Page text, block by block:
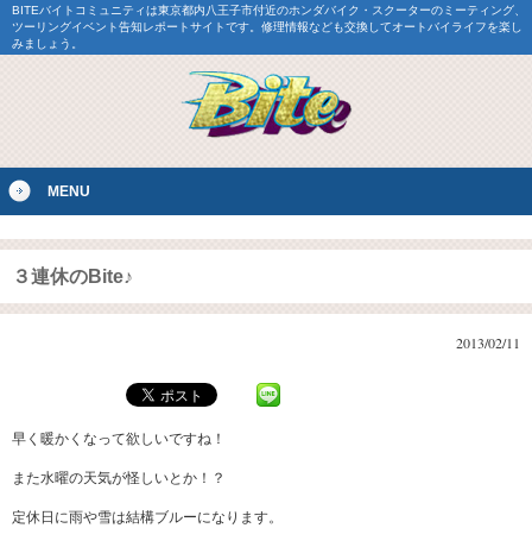
BITEバイトコミュニティは東京都内八王子市付近のホンダバイク・スクーターのミーティング、
ツーリングイベント告知レポートサイトです。修理情報なども交換してオートバイライフを楽し
みましょう。
MENU
３連休のBite♪
2013/02/11
早く暖かくなって欲しいですね！
また水曜の天気が怪しいとか！？
定休日に雨や雪は結構ブルーになります。